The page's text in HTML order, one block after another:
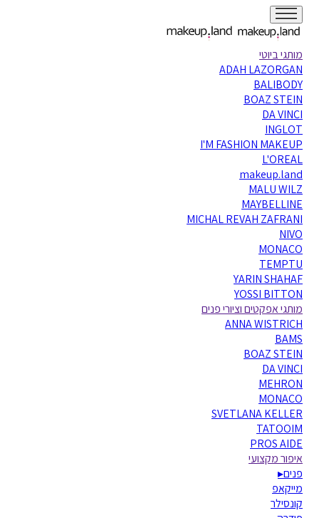
מותגי ביוטי
ADAH LAZORGAN
BALIBODY
BOAZ STEIN
DA VINCI
INGLOT
I'M FASHION MAKEUP
L'OREAL
makeup.land
MALU WILZ
MAYBELLINE
MICHAL REVAH ZAFRANI
NIVO
MONACO
TEMPTU
YARIN SHAHAF
YOSSI BITTON
מותגי אפקטים וציורי פנים
ANNA WISTRICH
BAMS
BOAZ STEIN
DA VINCI
MEHRON
MONACO
SVETLANA KELLER
TATOOIM
PROS AIDE
איפור מקצועי
פנים▸
מייקאפ
קונסילר